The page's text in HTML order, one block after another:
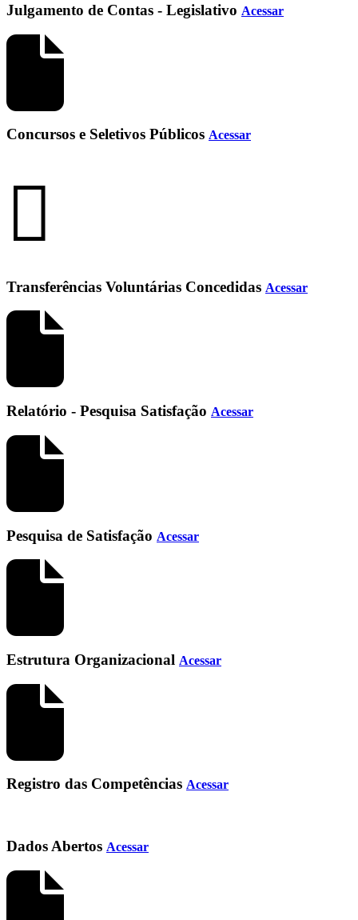
Julgamento de Contas - Legislativo Acessar
Concursos e Seletivos Públicos Acessar
Transferências Voluntárias Concedidas Acessar
Relatório - Pesquisa Satisfação Acessar
Pesquisa de Satisfação Acessar
Estrutura Organizacional Acessar
Registro das Competências Acessar
Dados Abertos Acessar